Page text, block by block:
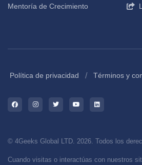
Mentoría de Crecimiento
Política de privacidad / Términos y
© 4Geeks Global LTD. 2026. Todos los
Cuando visitas o interactúas con nuestros